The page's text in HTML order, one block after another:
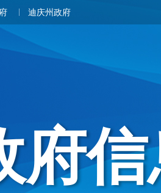
迪庆州政府
府